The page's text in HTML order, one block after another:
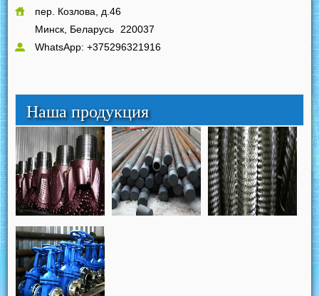
пер. Козлова, д.46
Минск, Беларусь
220037
WhatsApp: +375296321916
Наша продукция